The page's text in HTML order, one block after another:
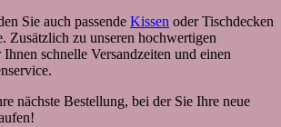
Sie auch passende Kissen oder Tischdecken
Zusätzlich zu unseren hochwertigen
schnelle Versandzeiten und einen
nächste Bestellung, bei der Sie Ihre neue